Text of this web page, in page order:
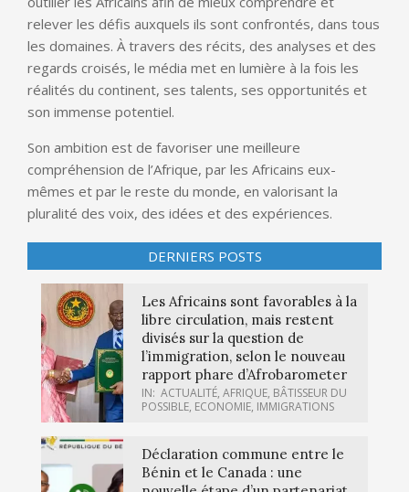
relever les défis auxquels ils sont confrontés, dans tous
les domaines. À travers des récits, des analyses et des
regards croisés, le média met en lumière à la fois les
réalités du continent, ses talents, ses opportunités et
son immense potentiel.
Son ambition est de favoriser une meilleure
compréhension de l’Afrique, par les Africains eux-
mêmes et par le reste du monde, en valorisant la
pluralité des voix, des idées et des expériences.
DERNIERS POSTS
Les Africains sont favorables à la
libre circulation, mais restent
divisés sur la question de
l’immigration, selon le nouveau
rapport phare d’Afrobarometer
IN: ACTUALITÉ, AFRIQUE, BÂTISSEUR DU
POSSIBLE, ECONOMIE, IMMIGRATIONS
Déclaration commune entre le
Bénin et le Canada : une